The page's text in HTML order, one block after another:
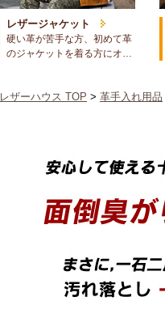
レザージャケット
硬い革が苦手な方、初めて革
のジャケットを着る方にオ…
レザーハウス TOP > 革手入れ用品